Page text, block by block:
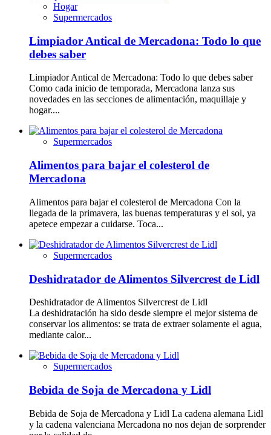
Hogar
Supermercados
Limpiador Antical de Mercadona: Todo lo que
debes saber
Limpiador Antical de Mercadona: Todo lo que debes saber
Como cada inicio de temporada, Mercadona lanza sus
novedades en las secciones de alimentación, maquillaje y
hogar....
Supermercados
Alimentos para bajar el colesterol de
Mercadona
Alimentos para bajar el colesterol de Mercadona Con la
llegada de la primavera, las buenas temperaturas y el sol, ya
apetece empezar a cuidarse. Toca...
Supermercados
Deshidratador de Alimentos Silvercrest de Lidl
Deshidratador de Alimentos Silvercrest de Lidl
La deshidratación ha sido desde siempre el mejor sistema de
conservar los alimentos: se trata de extraer solamente el agua,
mediante calor...
Supermercados
Bebida de Soja de Mercadona y Lidl
Bebida de Soja de Mercadona y Lidl La cadena alemana Lidl
y la cadena valenciana Mercadona no nos dejan de sorprender